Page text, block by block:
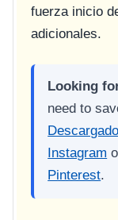
fuerza inicio
adicionales.
Looking
need to
Instagram
Pinterest.